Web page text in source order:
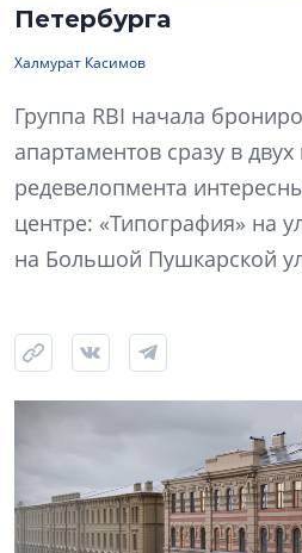
Петербурга
Халмурат Касимов
Группа RBI начала
апартаментов сразу в двух
редевелопмента
центре: «Типография» на
на Большой Пушкарской